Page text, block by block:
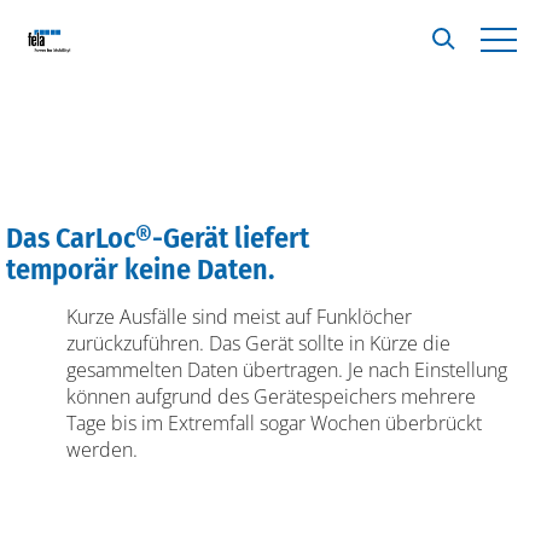
Das CarLoc®-Gerät liefert
temporär keine Daten.
Kurze Ausfälle sind meist auf Funklöcher
zurückzuführen. Das Gerät sollte in Kürze die
gesammelten Daten übertragen. Je nach Einstellung
können aufgrund des Gerätespeichers mehrere
Tage bis im Extremfall sogar Wochen überbrückt
werden.